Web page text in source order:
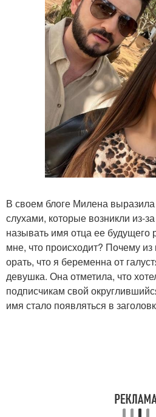
В своем блоге Милена
слухами, которые возникли из-
называть имя отца ее будущего
мне, что происходит? Почему
орать, что я беременна от
девушка. Она отметила, что
подписчикам свой
имя стало появляться в